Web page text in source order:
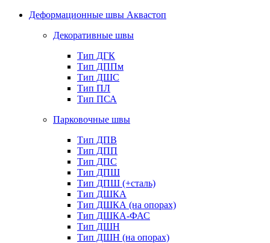
Деформационные швы Аквастоп
Декоративные швы
Тип ДГК
Тип ДППм
Тип ДШС
Тип ПЛ
Тип ПСА
Парковочные швы
Тип ДПВ
Тип ДПП
Тип ДПС
Тип ДПШ
Тип ДПШ (+сталь)
Тип ДШКА
Тип ДШКА (на опорах)
Тип ДШКА-ФАС
Тип ДШН
Тип ДШН (на опорах)